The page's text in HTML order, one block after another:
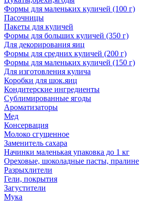
Формы для маленьких куличей (100 г)
Пасочницы
Пакеты для куличей
Формы для больших куличей (350 г)
Для декорирования яиц
Формы для средних куличей (200 г)
Формы для маленьких куличей (150 г)
Для изготовления кулича
Коробки для шок.яиц
Кондитерские ингредиенты
Сублимированные ягоды
Ароматизаторы
Мед
Консервация
Молоко сгущенное
Заменитель сахара
Начинки маленькая упаковка до 1 кг
Ореховые, шоколадные пасты, пралине
Разрыхлители
Гели, покрытия
Загустители
Мука